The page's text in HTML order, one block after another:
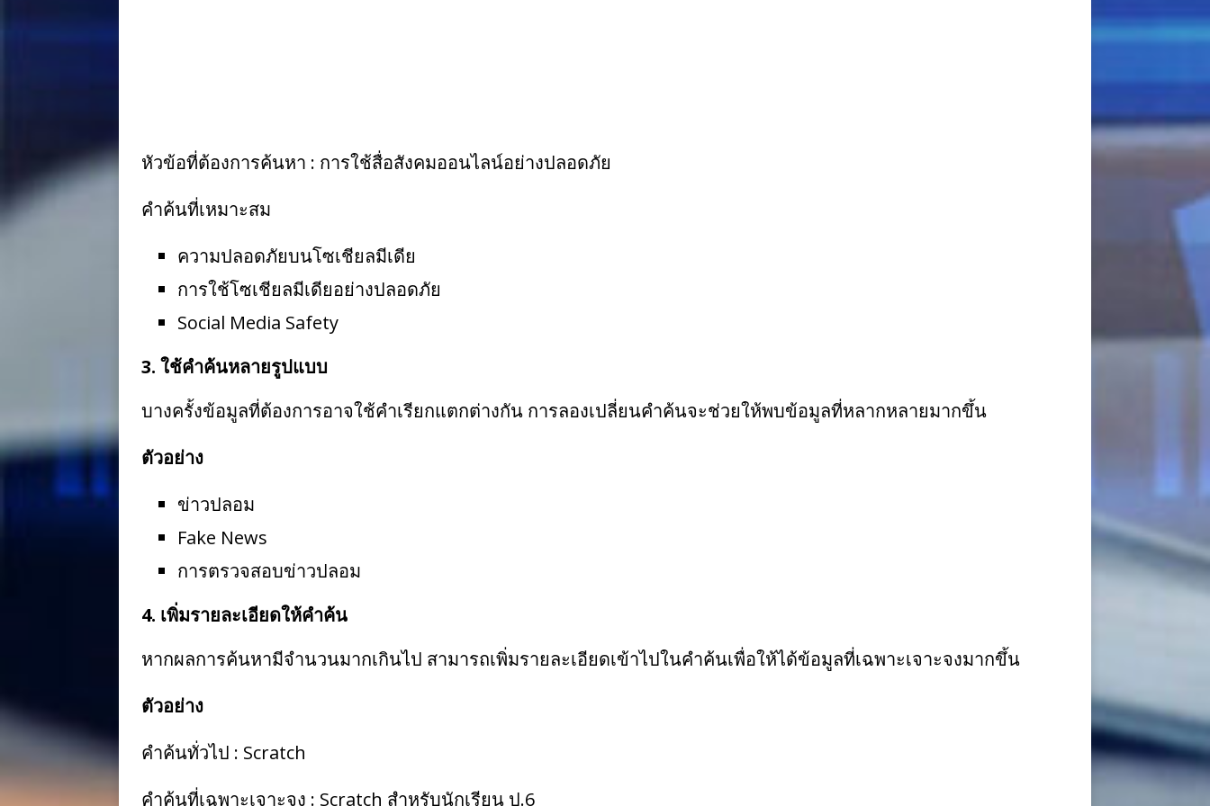
หัวข้อที่ต้องการค้นหา : การใช้สื่อสังคมออนไลน์อย่างปลอดภัย
คำค้นที่เหมาะสม
ความปลอดภัยบนโซเชียลมีเดีย
การใช้โซเชียลมีเดียอย่างปลอดภัย
Social Media Safety
3. ใช้คำค้นหลายรูปแบบ
บางครั้งข้อมูลที่ต้องการอาจใช้คำเรียกแตกต่างกัน การลองเปลี่ยนคำค้นจะช่วยให้พบข้อมูลที่หลากหลายมากขึ้น
ตัวอย่าง
ข่าวปลอม
Fake News
การตรวจสอบข่าวปลอม
4. เพิ่มรายละเอียดให้คำค้น
หากผลการค้นหามีจำนวนมากเกินไป สามารถเพิ่มรายละเอียดเข้าไปในคำค้นเพื่อให้ได้ข้อมูลที่เฉพาะเจาะจงมากขึ้น
ตัวอย่าง
คำค้นทั่วไป : Scratch
คำค้นที่เฉพาะเจาะจง : Scratch สำหรับนักเรียน ป.6